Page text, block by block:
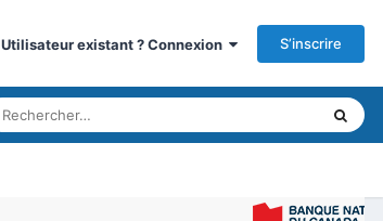
Utilisateur existant ? Connexion S’inscrire